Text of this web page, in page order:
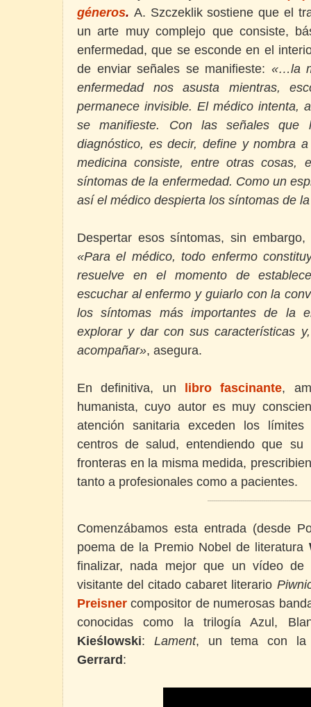
géneros. A. Szczeklik sostiene que el
un arte muy complejo que consiste,
enfermedad, que se esconde en el
de enviar señales se manifieste: «…la
enfermedad nos asusta mientras,
permanece invisible. El médico intenta,
se manifieste. Con las señales que
diagnóstico, es decir, define y nombra
medicina consiste, entre otras cosas,
síntomas de la enfermedad. Como un
así el médico despierta los síntomas de
Despertar esos síntomas, sin
«Para el médico, todo enfermo
resuelve en el momento de
escuchar al enfermo y guiarlo con la
los síntomas más importantes de la
explorar y dar con sus características
acompañar», asegura.
En definitiva, un libro fascinante,
humanista, cuyo autor es muy
atención sanitaria exceden los
centros de salud, entendiendo que su
fronteras en la misma medida,
tanto a profesionales como a pacientes.
Comenzábamos esta entrada (desde
poema de la Premio Nobel de literatura
finalizar, nada mejor que un vídeo de
visitante del citado cabaret literario
Preisner compositor de numerosas
conocidas como la trilogía Azul,
Kieślowski: Lament, un tema con la
Gerrard: